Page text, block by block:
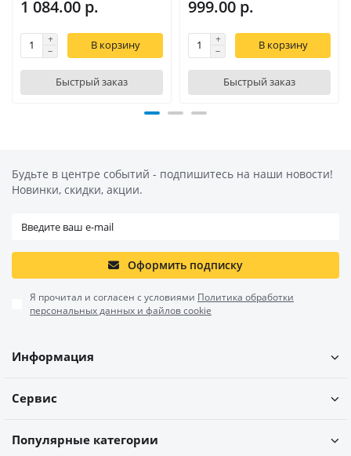
1 084.00 р.
В корзину
Быстрый заказ
999.00 р.
В корзину
Быстрый заказ
Будьте в центре событий - подпишитесь на наши новости!
Новинки, скидки, акции.
Оформить подписку
Я прочитал и согласен с условиями Политика обработки
персональных данных и файлов cookie
Информация
Сервис
Популярные категории